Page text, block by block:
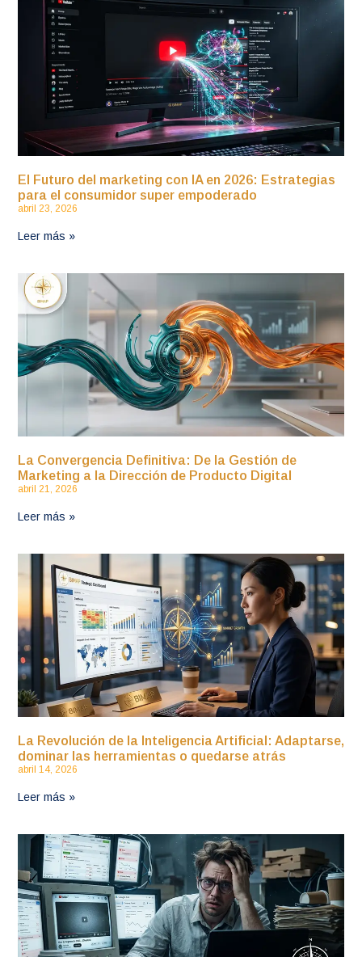
El Futuro del marketing con IA en 2026: Estrategias
para el consumidor super empoderado
abril 23, 2026
Leer más »
La Convergencia Definitiva: De la Gestión de
Marketing a la Dirección de Producto Digital
abril 21, 2026
Leer más »
La Revolución de la Inteligencia Artificial: Adaptarse,
dominar las herramientas o quedarse atrás
abril 14, 2026
Leer más »